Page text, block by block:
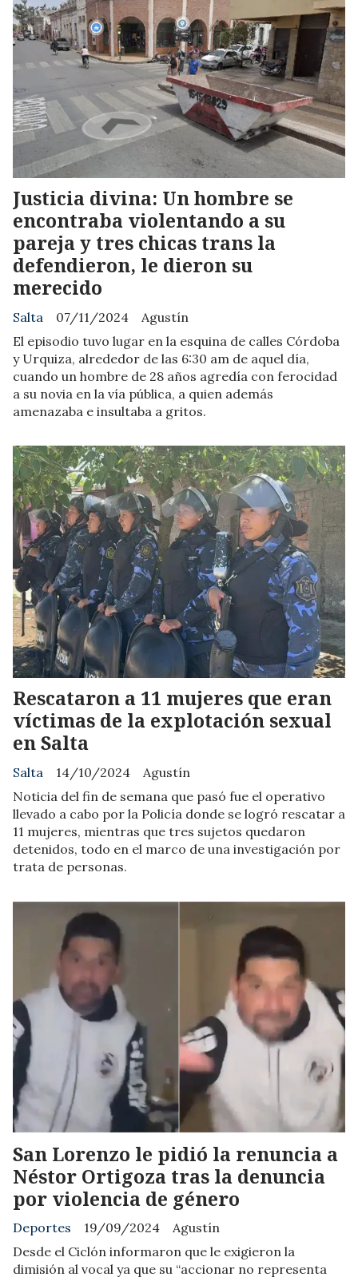
Justicia divina: Un hombre se
encontraba violentando a su
pareja y tres chicas trans la
defendieron, le dieron su
merecido
Agustín
Salta
07/11/2024
El episodio tuvo lugar en la esquina de calles Córdoba
y Urquiza, alrededor de las 6:30 am de aquel día,
cuando un hombre de 28 años agredía con ferocidad
a su novia en la vía pública, a quien además
amenazaba e insultaba a gritos.
Rescataron a 11 mujeres que eran
víctimas de la explotación sexual
en Salta
Agustín
Salta
14/10/2024
Noticia del fin de semana que pasó fue el operativo
llevado a cabo por la Policía donde se logró rescatar a
11 mujeres, mientras que tres sujetos quedaron
detenidos, todo en el marco de una investigación por
trata de personas.
San Lorenzo le pidió la renuncia a
Néstor Ortigoza tras la denuncia
por violencia de género
Agustín
Deportes
19/09/2024
Desde el Ciclón informaron que le exigieron la
dimisión al vocal ya que su “accionar no representa